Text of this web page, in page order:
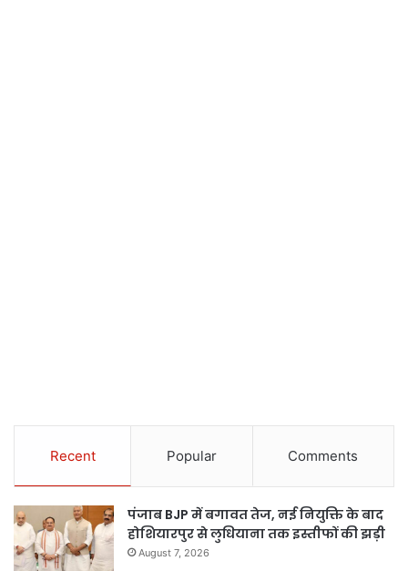
Recent Popular Comments
पंजाब BJP में बगावत तेज, नई नियुक्ति के बाद
होशियारपुर से लुधियाना तक इस्तीफों की झड़ी
August 7, 2026